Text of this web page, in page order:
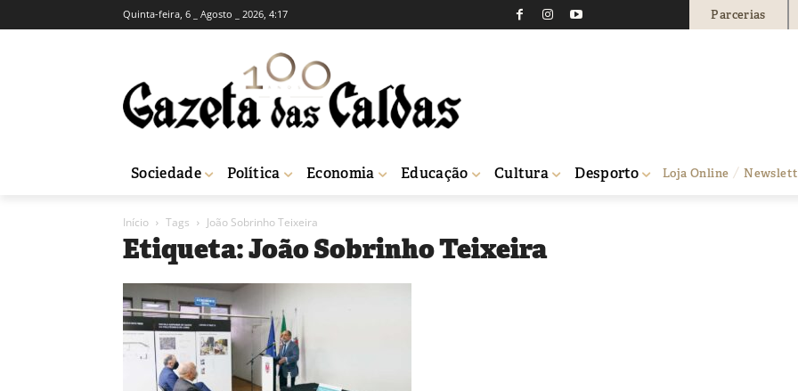
Quinta-feira, 6 _ Agosto _ 2026, 4:17 Parcerias
Sociedade Política Economia Educação Cultura Desporto Loja Online
Início Tags João Sobrinho Teixeira
Etiqueta: João Sobrinho Teixeira